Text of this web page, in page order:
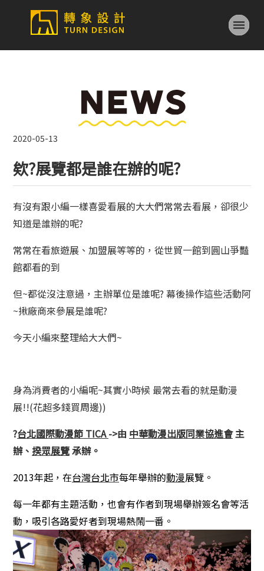
2020-05-13
欸?展覽都是誰在辦的呢?
有沒有跟小編一樣喜愛看展的大大們常常去看展，卻很少
知道是誰辦的呢?
常常在看旅遊展、加盟展等等的，從世貿一館到圓山爭豔
館都看的到
但~都從沒注意過，主辦單位是誰呢? 幕後操作這些活動阿
~揪廠商來參展是誰呢?
今天小編來整理給大大們~
身為消費者的小編呢~其實小時候 最常去看的就是動漫
展!!(花超多錢買周邊))
?台北國際動漫節 TICA->由 中華動漫出版同業協進會主
辦、 揆眾展覽承辦。
2013年起，在台灣台北市每年舉辦的動漫展覽。
每一年都有主題活動，也會有作者到現場舉辦簽名會等活
動，吸引各路愛好者到現場熱鬧一番。